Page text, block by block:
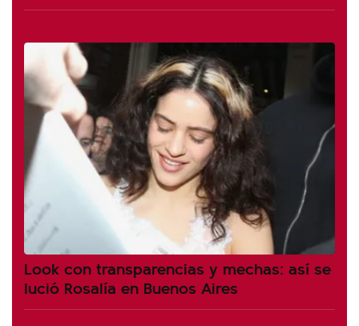
Look con transparencias y mechas: así se
lució Rosalía en Buenos Aires